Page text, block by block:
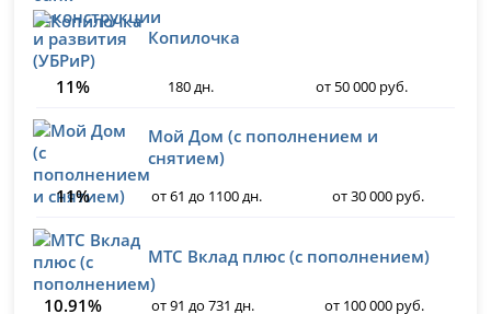
Копилочка
11% 180 дн. от 50 000 руб.
Мой Дом (с пополнением и
снятием)
11%
от 61 до 1100 дн. от 30 000 руб.
МТС Вклад плюс (с пополнением)
10.91% от 91 до 731 дн. от 100 000 руб.